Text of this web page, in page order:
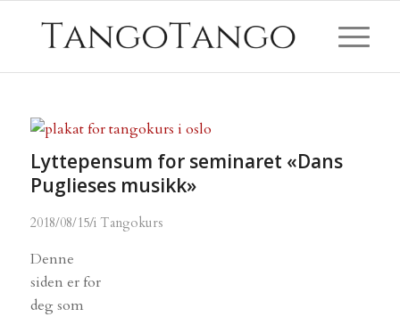
Lyttepensum for seminaret «Dans
Puglieses musikk»
2018/08/15/i Tangokurs
Denne
siden er for
deg som